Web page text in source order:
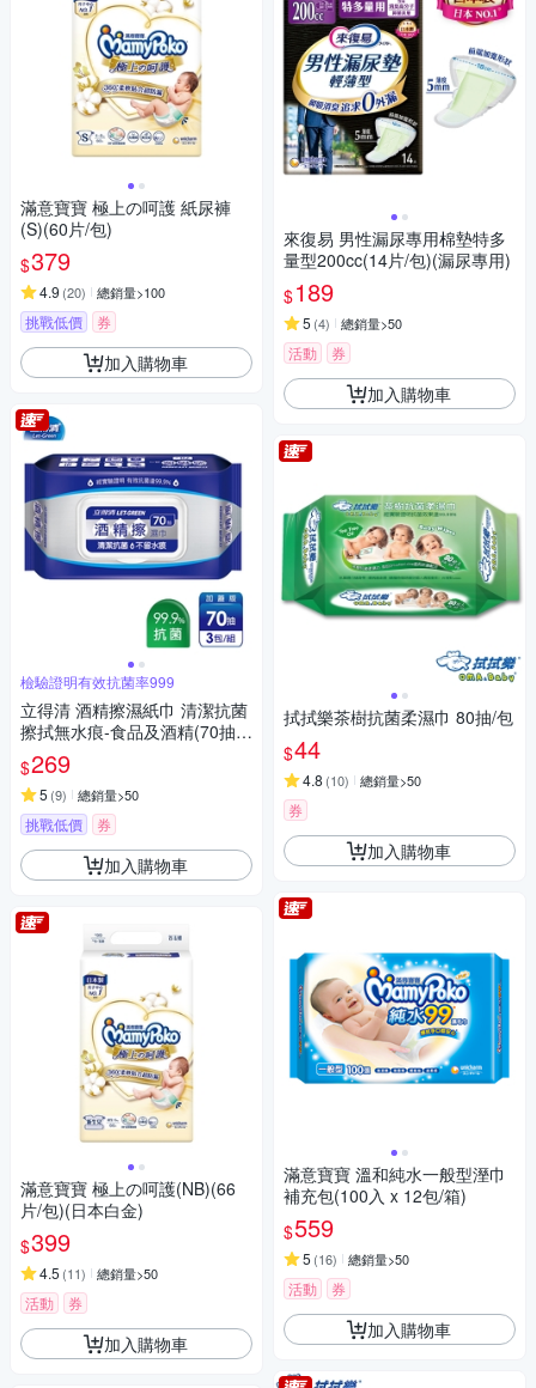
滿意寶寶 極上の呵護 紙尿褲
(S)(60片/包)
$379
4.9 (20) 總銷量>100
挑戰低價 券
加入購物車
檢驗證明有效抗菌率999
立得清 酒精擦濕紙巾 清潔抗菌
擦拭無水痕-食品及酒精(70抽x
3包)
$269
5 (9) 總銷量>50
挑戰低價 券
加入購物車
滿意寶寶 極上の呵護(NB)(66
片/包)(日本白金)
$399
4.5 (11) 總銷量>50
活動 券
加入購物車
來復易 男性漏尿專用棉墊特多
量型200cc(14片/包)(漏尿專用)
$189
5 (4) 總銷量>50
活動 券
加入購物車
拭拭樂茶樹抗菌柔濕巾 80抽/包
$44
4.8 (10) 總銷量>50
券
加入購物車
滿意寶寶 溫和純水一般型溼巾
補充包(100入 x 12包/箱)
$559
5 (16) 總銷量>50
活動 券
加入購物車